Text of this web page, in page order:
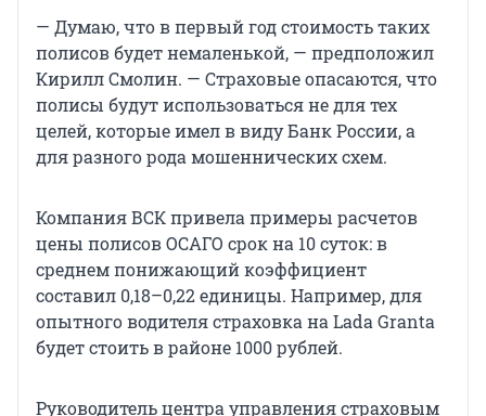
— Думаю, что в первый год стоимость таких
полисов будет немаленькой, — предположил
Кирилл Смолин. — Страховые опасаются, что
полисы будут использоваться не для тех
целей, которые имел в виду Банк России, а
для разного рода мошеннических схем.
Компания ВСК привела примеры расчетов
цены полисов ОСАГО срок на 10 суток: в
среднем понижающий коэффициент
составил 0,18–0,22 единицы. Например, для
опытного водителя страховка на Lada Granta
будет стоить в районе 1000 рублей.
Руководитель центра управления страховым